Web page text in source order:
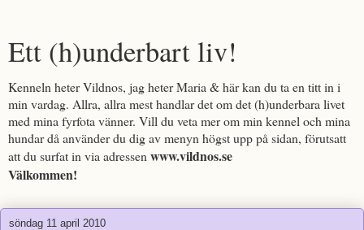
Ett (h)underbart liv!
Kenneln heter Vildnos, jag heter Maria & här kan du ta en titt in i
min vardag. Allra, allra mest handlar det om det (h)underbara livet
med mina fyrfota vänner. Vill du veta mer om min kennel och mina
hundar då använder du dig av menyn högst upp på sidan, förutsatt
att du surfat in via adressen www.vildnos.se
Välkommen!
söndag 11 april 2010